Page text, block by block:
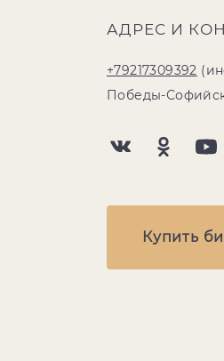
АДРЕС И
+79217309392
Победы-
Купить